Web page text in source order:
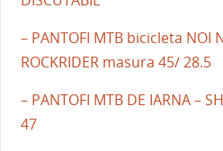
– PANTOFI MTB bicicleta NOI
ROCKRIDER masura 45/ 28.5
– PANTOFI MTB DE IARNA –
47